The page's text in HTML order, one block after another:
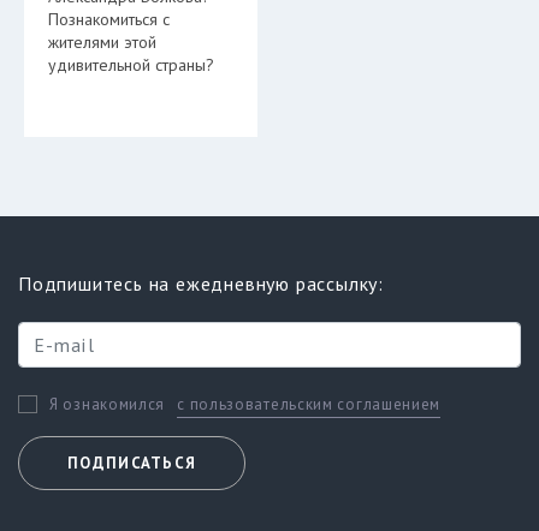
Познакомиться с
жителями этой
удивительной страны?
Подпишитесь на ежедневную рассылку:
Я ознакомился с пользовательским соглашением
ПОДПИСАТЬСЯ